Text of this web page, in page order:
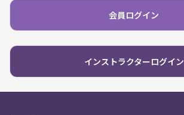
会員ログイン
インストラクターログイン